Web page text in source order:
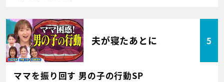
夫が寝たあとに 5
ママを振り回す 男の子の行動SP